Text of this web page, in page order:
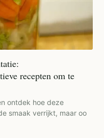
recepten om te
ontdek hoe deze
smaak verrijkt, maar oo